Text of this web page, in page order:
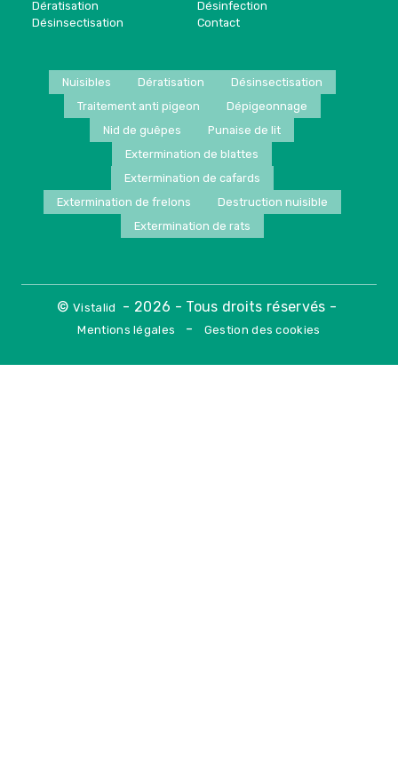
Dératisation
Désinsectisation
Désinfection
Contact
Nuisibles Dératisation
Désinsectisation
Traitement anti pigeon
Dépigeonnage
Nid de guêpes
Punaise de lit
Extermination de blattes
Extermination de cafards
Extermination de frelons
Destruction nuisible
Extermination de rats
©Vistalid - 2026 - Tous droits réservés -
Mentions légales - Gestion des cookies